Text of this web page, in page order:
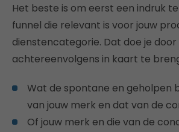
Het beste is om eerst een indruk
funnel die relevant is voor jouw
dienstencategorie. Dat doe je door
achtereenvolgens in kaart te
Wat de spontane en geholpen
van jouw merk en dat van de
Of jouw merk en die van de